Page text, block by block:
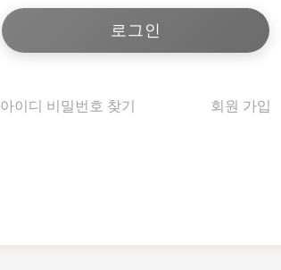
아이디 비밀번호 찾기 회원 가입